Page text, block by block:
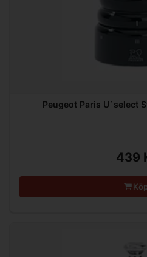
Peugeot Paris U´select
439